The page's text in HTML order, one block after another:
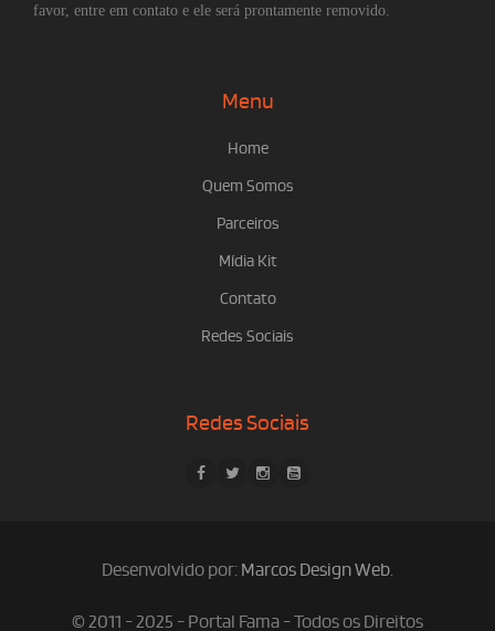
favor, entre em contato e ele será prontamente removido.
Menu
Home
Quem Somos
Parceiros
Mídia Kit
Contato
Redes Sociais
Redes Sociais
Desenvolvido por: Marcos Design Web.
© 2011 - 2025 - Portal Fama - Todos os Direitos